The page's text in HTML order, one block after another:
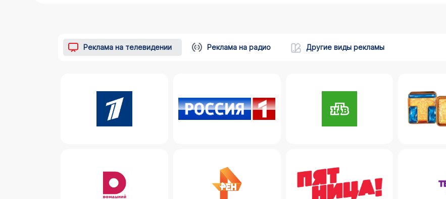
Реклама на телевидении Реклама на радио Другие виды рекламы